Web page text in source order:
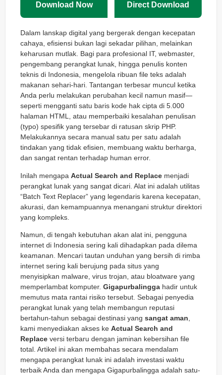
Download Now Direct Download
Dalam lanskap digital yang bergerak dengan kecepatan
cahaya, efisiensi bukan lagi sekadar pilihan, melainkan
keharusan mutlak. Bagi para profesional IT, webmaster,
pengembang perangkat lunak, hingga penulis konten
teknis di Indonesia, mengelola ribuan file teks adalah
makanan sehari-hari. Tantangan terbesar muncul ketika
Anda perlu melakukan perubahan kecil namun masif—
seperti mengganti satu baris kode hak cipta di 5.000
halaman HTML, atau memperbaiki kesalahan penulisan
(typo) spesifik yang tersebar di ratusan skrip PHP.
Melakukannya secara manual satu per satu adalah
tindakan yang tidak efisien, membuang waktu berharga,
dan sangat rentan terhadap human error.
Inilah mengapa Actual Search and Replace menjadi
perangkat lunak yang sangat dicari. Alat ini adalah utilitas
“Batch Text Replacer” yang legendaris karena kecepatan,
akurasi, dan kemampuannya menangani struktur direktori
yang kompleks.
Namun, di tengah kebutuhan akan alat ini, pengguna
internet di Indonesia sering kali dihadapkan pada dilema
keamanan. Mencari tautan unduhan yang bersih di rimba
internet sering kali berujung pada situs yang
menyisipkan malware , virus trojan, atau bloatware yang
memperlambat komputer. Gigapurbalingga hadir untuk
memutus mata rantai risiko tersebut. Sebagai penyedia
perangkat lunak yang telah membangun reputasi
bertahun-tahun sebagai destinasi yang sangat aman
kami menyediakan akses ke Actual Search and
Replace versi terbaru dengan jaminan kebersihan file
total. Artikel ini akan membahas secara mendalam
mengapa perangkat lunak ini adalah investasi waktu
terbaik Anda dan mengapa Gigapurbalingga adalah satu-